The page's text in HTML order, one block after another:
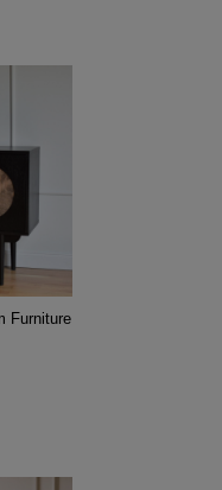
Furniture